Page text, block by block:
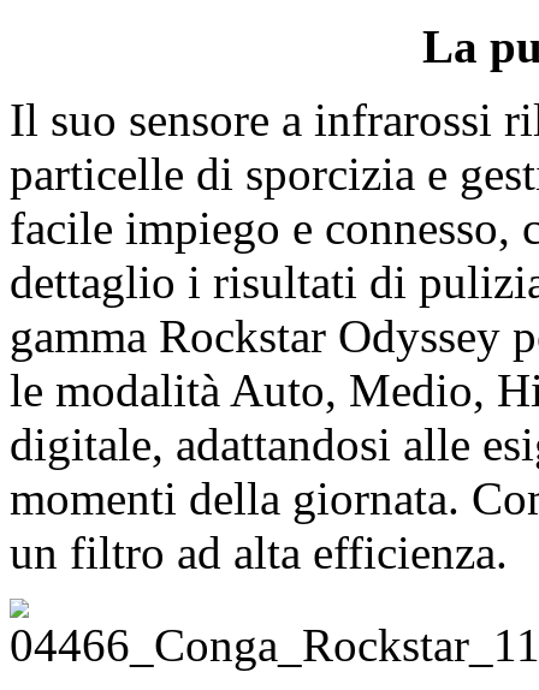
La
Il suo sensore a infrarossi
particelle di sporcizia e
facile impiego e connesso,
dettaglio i risultati di
gamma Rockstar Odyssey
le modalità Auto, Medio,
digitale, adattandosi alle
momenti della giornata.
un filtro ad alta efficienza.